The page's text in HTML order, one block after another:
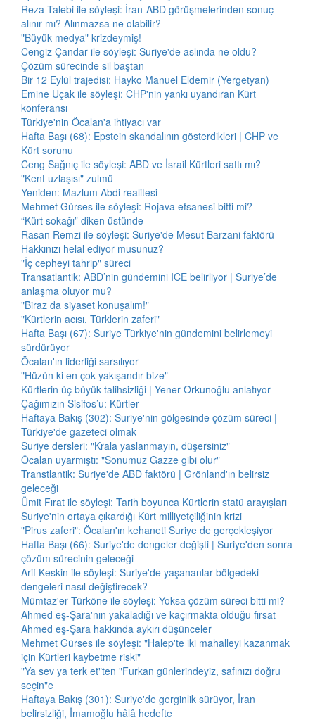
Reza Talebi ile söyleşi: İran-ABD görüşmelerinden sonuç
alınır mı? Alınmazsa ne olabilir?
"Büyük medya" krizdeymiş!
Cengiz Çandar ile söyleşi: Suriye'de aslında ne oldu?
Çözüm sürecinde sil baştan
Bir 12 Eylül trajedisi: Hayko Manuel Eldemir (Yergetyan)
Emine Uçak ile söyleşi: CHP'nin yankı uyandıran Kürt
konferansı
Türkiye'nin Öcalan'a ihtiyacı var
Hafta Başı (68): Epstein skandalının gösterdikleri | CHP ve
Kürt sorunu
Ceng Sağnıç ile söyleşi: ABD ve İsrail Kürtleri sattı mı?
"Kent uzlaşısı" zulmü
Yeniden: Mazlum Abdi realitesi
Mehmet Gürses ile söyleşi: Rojava efsanesi bitti mi?
“Kürt sokağı” diken üstünde
Rasan Remzi ile söyleşi: Suriye'de Mesut Barzani faktörü
Hakkınızı helal ediyor musunuz?
"İç cepheyi tahrip" süreci
Transatlantik: ABD’nin gündemini ICE belirliyor | Suriye’de
anlaşma oluyor mu?
"Biraz da siyaset konuşalım!"
"Kürtlerin acısı, Türklerin zaferi"
Hafta Başı (67): Suriye Türkiye'nin gündemini belirlemeyi
sürdürüyor
Öcalan'ın liderliği sarsılıyor
"Hüzün ki en çok yakışandır bize"
Kürtlerin üç büyük talihsizliği | Yener Orkunoğlu anlatıyor
Çağımızın Sisifos’u: Kürtler
Haftaya Bakış (302): Suriye'nin gölgesinde çözüm süreci |
Türkiye'de gazeteci olmak
Suriye dersleri: "Krala yaslanmayın, düşersiniz"
Öcalan uyarmıştı: "Sonumuz Gazze gibi olur"
Transtlantik: Suriye'de ABD faktörü | Grönland'ın belirsiz
geleceği
Ümit Fırat ile söyleşi: Tarih boyunca Kürtlerin statü arayışları
Suriye'nin ortaya çıkardığı Kürt milliyetçiliğinin krizi
"Pirus zaferi": Öcalan'ın kehaneti Suriye de gerçekleşiyor
Hafta Başı (66): Suriye'de dengeler değişti | Suriye'den sonra
çözüm sürecinin geleceği
Arif Keskin ile söyleşi: Suriye'de yaşananlar bölgedeki
dengeleri nasıl değiştirecek?
Mümtaz'er Türköne ile söyleşi: Yoksa çözüm süreci bitti mi?
Ahmed eş-Şara'nın yakaladığı ve kaçırmakta olduğu fırsat
Ahmed eş-Şara hakkında aykırı düşünceler
Mehmet Gürses ile söyleşi: "Halep'te iki mahalleyi kazanmak
için Kürtleri kaybetme riski"
"Ya sev ya terk et"ten "Furkan günlerindeyiz, safınızı doğru
seçin"e
Haftaya Bakış (301): Suriye'de gerginlik sürüyor, İran
belirsizliği, İmamoğlu hâlâ hedefte